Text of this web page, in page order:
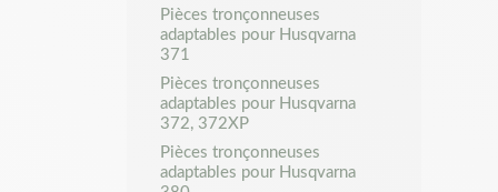
Pièces tronçonneuses
adaptables pour Husqvarna
371
Pièces tronçonneuses
adaptables pour Husqvarna
372, 372XP
Pièces tronçonneuses
adaptables pour Husqvarna